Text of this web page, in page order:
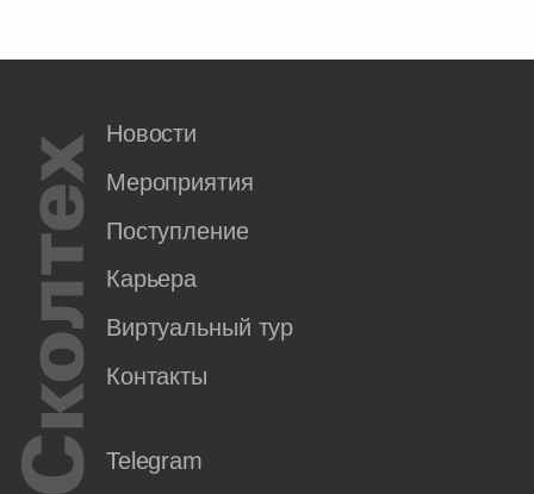
Новости
Мероприятия
Поступление
Карьера
Виртуальный тур
Контакты
Telegram